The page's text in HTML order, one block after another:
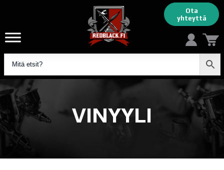
Ota
yhteyttä
VINYYLI